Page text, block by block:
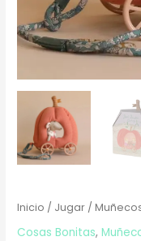
Inicio / Jugar /
Cosas Bonitas,